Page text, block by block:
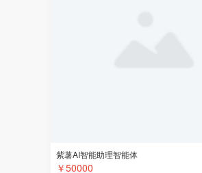
企业官网
紫薯AI智能助理智能体
￥50000